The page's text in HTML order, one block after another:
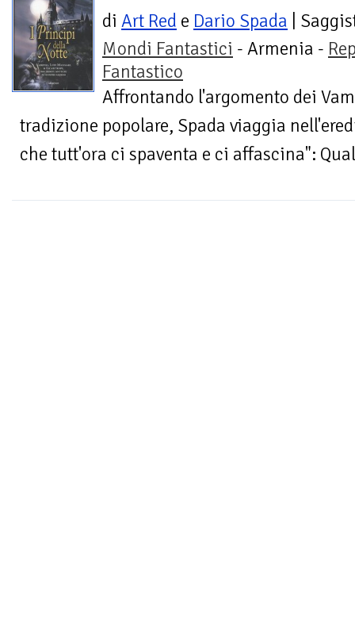
di Art Red e Dario Spada |
Mondi Fantastici - Armenia -
Fantastico
Affrontando l'argomento dei
tradizione popolare, Spada viaggia
che tutt'ora ci spaventa e ci affascina":